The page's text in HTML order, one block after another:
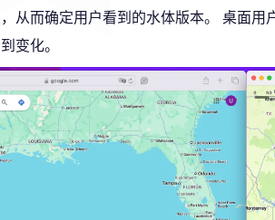
从而确定用户看到的水体版本。 桌面
变化。